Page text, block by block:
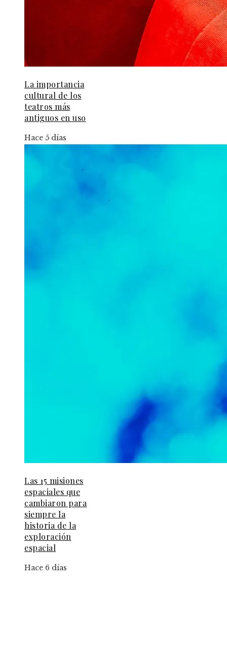
La importancia
cultural de los
teatros más
antiguos en uso
Hace 5 días
Las 15 misiones
espaciales que
cambiaron para
siempre la
historia de la
exploración
espacial
Hace 6 días